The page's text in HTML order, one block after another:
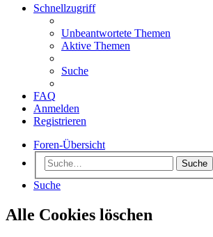
Schnellzugriff
Unbeantwortete Themen
Aktive Themen
Suche
FAQ
Anmelden
Registrieren
Foren-Übersicht
Suche
Suche
Alle Cookies löschen